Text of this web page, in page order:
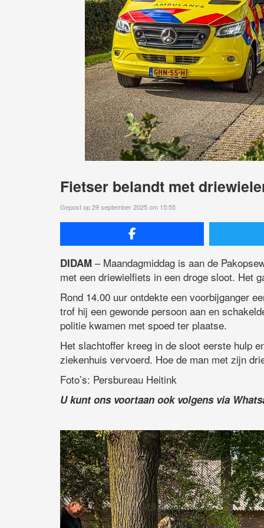
Fietser belandt met
Gepost op 29 september 2025 om 15:55
DIDAM – Maandagmiddag is aan de
met een driewielfiets in een droge sloot. Het
Rond 14.00 uur ontdekte een voorbijganger
trof hij een gewonde persoon aan en
politie kwamen met spoed ter plaatse.
Het slachtoffer kreeg in de sloot eerste hulp
ziekenhuis vervoerd. Hoe de man met zijn
Foto’s: Persbureau Heitink
U kunt ons voortaan ook volgens via